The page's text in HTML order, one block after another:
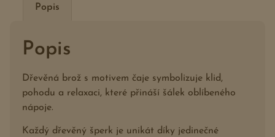
Popis
Popis
Dřevěná brož s motivem čaje symbolizuje klid,
pohodu a relaxaci, které přináší šálek oblíbeného
nápoje.
Každý dřevěný šperk je unikát díky jedinečné